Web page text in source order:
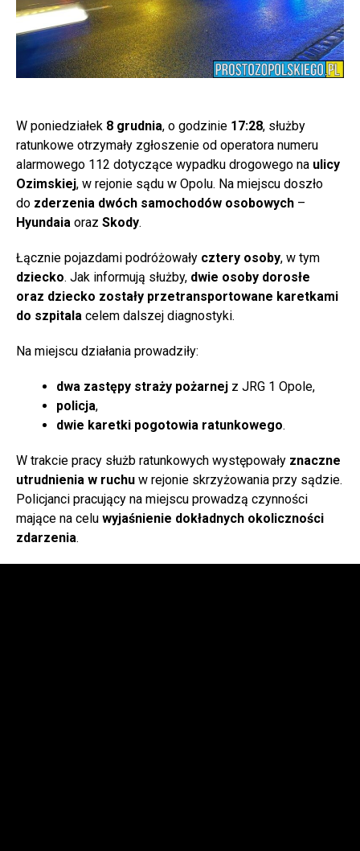
W poniedziałek 8 grudnia, o godzinie 17:28, służby
ratunkowe otrzymały zgłoszenie od operatora numeru
alarmowego 112 dotyczące wypadku drogowego na ulicy
Ozimskiej, w rejonie sądu w Opolu. Na miejscu doszło
do zderzenia dwóch samochodów osobowych –
Hyundaia oraz Skody.
Łącznie pojazdami podróżowały cztery osoby, w tym
dziecko. Jak informują służby, dwie osoby dorosłe
oraz dziecko zostały przetransportowane karetkami
do szpitala celem dalszej diagnostyki.
Na miejscu działania prowadziły:
dwa zastępy straży pożarnej z JRG 1 Opole,
policja,
dwie karetki pogotowia ratunkowego.
W trakcie pracy służb ratunkowych występowały znaczne
utrudnienia w ruchu w rejonie skrzyżowania przy sądzie.
Policjanci pracujący na miejscu prowadzą czynności
mające na celu wyjaśnienie dokładnych okoliczności
zdarzenia.